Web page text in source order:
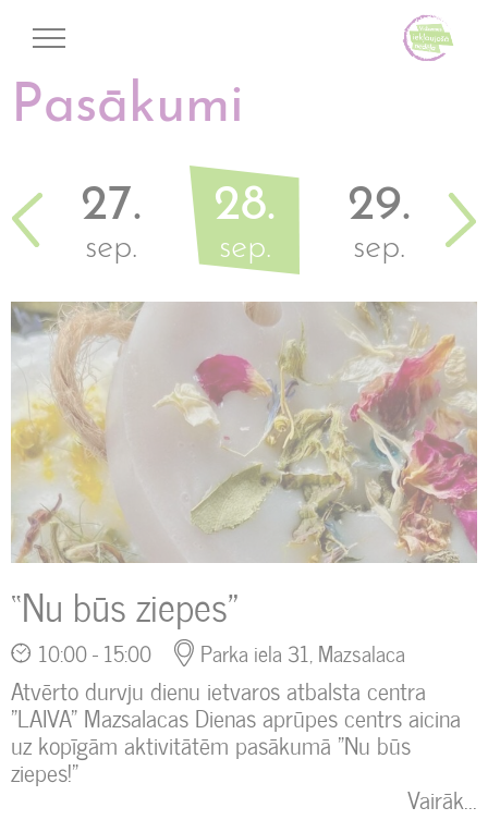
Pasākumi
27.
sep.
28.
sep.
29.
sep.
“Nu būs ziepes”
10:00 - 15:00 Parka iela 31, Mazsalaca
Atvērto durvju dienu ietvaros atbalsta centra
"LAIVA" Mazsalacas Dienas aprūpes centrs aicina
uz kopīgām aktivitātēm pasākumā "Nu būs
ziepes!"
Vairāk...